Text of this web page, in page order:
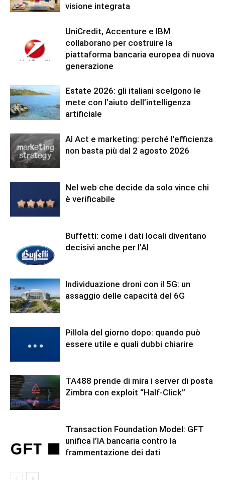
visione integrata
UniCredit, Accenture e IBM
collaborano per costruire la
piattaforma bancaria europea di nuova
generazione
Estate 2026: gli italiani scelgono le
mete con l’aiuto dell’intelligenza
artificiale
AI Act e marketing: perché l’efficienza
non basta più dal 2 agosto 2026
Nel web che decide da solo vince chi
è verificabile
Buffetti: come i dati locali diventano
decisivi anche per l’AI
Individuazione droni con il 5G: un
assaggio delle capacità del 6G
Pillola del giorno dopo: quando può
essere utile e quali dubbi chiarire
TA488 prende di mira i server di posta
Zimbra con exploit “Half-Click”
Transaction Foundation Model: GFT
unifica l’IA bancaria contro la
frammentazione dei dati